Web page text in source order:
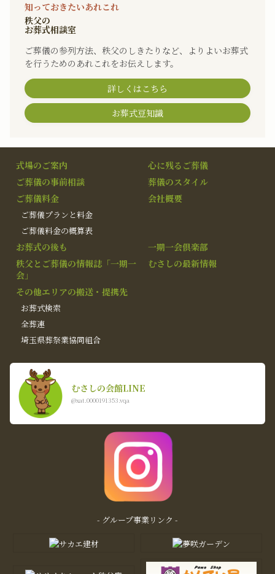
知っておきたいあれこれ
秩父の
お葬式相談室
ご葬儀の参列方法、秩父のしきたりなど、よりよいお葬式
を行うためのあれこれをお伝えします。
詳しくはこちら
お葬式豆知識
式場のご案内
心に残るご葬儀
ご葬儀の事前相談
葬儀のスタイル
ご葬儀料金
ご葬儀プランと料金
ご葬儀料金の概算表
会社概要
お葬式の後も
一期一会倶楽部
秩父とご葬儀の情報誌「一期一
会」
むさしの最新情報
その他エリアの搬送・提携先
お葬式検索
全葬連
埼玉県葬祭業協同組合
むさしの会館LINE
@xat.0000191353.vqa
- グループ事業リンク -